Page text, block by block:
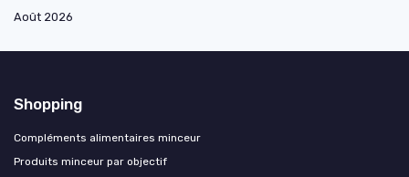
Août 2026
Shopping
Compléments alimentaires minceur
Produits minceur par objectif